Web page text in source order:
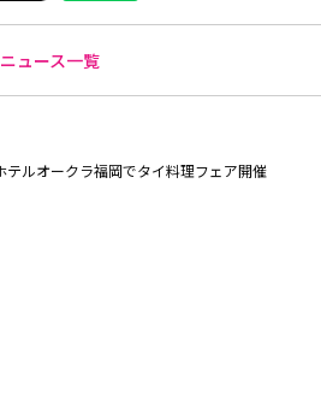
ニュース一覧
テルオークラ福岡でタイ料理フェア開催